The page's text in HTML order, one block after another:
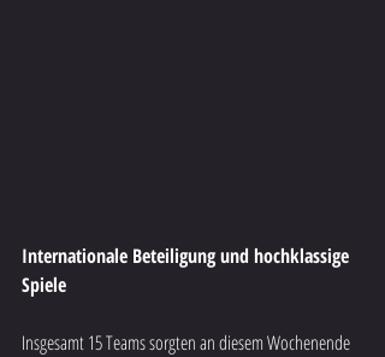
Internationale Beteiligung und hochklassige
Spiele
Insgesamt 15 Teams sorgten an diesem Wochenende